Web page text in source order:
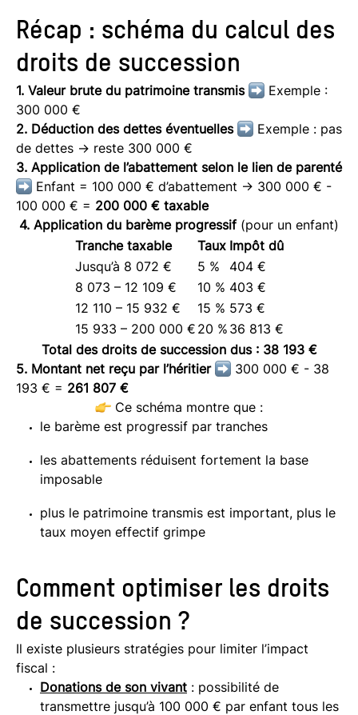
Récap : schéma du calcul des
droits de succession
1. Valeur brute du patrimoine transmis
Exemple :
300 000 €
2. Déduction des dettes éventuelles
Exemple : pas
de dettes → reste 300 000 €
3. Application de l’abattement selon le lien de parenté
Enfant = 100 000 € d’abattement → 300 000 € -
100 000 € = 200 000 € taxable
4. Application du barème progressif(pour un enfant)
Tranche taxable
Taux Impôt dû
Jusqu’à 8 072 €
5 %
404 €
8 073 – 12 109 €
10 % 403 €
12 110 – 15 932 €
15 % 573 €
15 933 – 200 000 € 20 % 36 813 €
Total des droits de succession dus : 38 193 €
5. Montant net reçu par l’héritier
300 000 € - 38
193 € = 261 807 €
Ce schéma montre que :
le barème est progressif par tranches
les abattements réduisent fortement la base
imposable
plus le patrimoine transmis est important, plus le
taux moyen effectif grimpe
Comment optimiser les droits
de succession ?
Il existe plusieurs stratégies pour limiter l’impact
fiscal :
Donations de son vivant : possibilité de
transmettre jusqu’à 100 000 € par enfant tous les